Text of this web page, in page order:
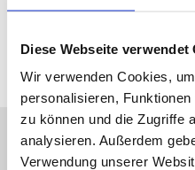
Diese Webseite verwendet
Wir verwenden Cookies,
personalisieren,
zu können und die Zugriffe
analysieren. Außerdem
Verwendung unserer